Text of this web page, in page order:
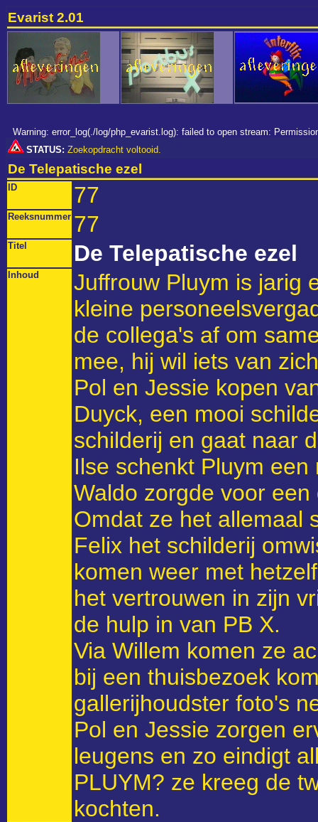
Evarist 2.01
Warning: error_log(./log/php_evarist.log): failed to open stream:
STATUS: Zoekopdracht voltooid.
De Telepatische ezel
ID 77
Reeksnummer 77
Titel De Telepatische ezel
Inhoud
Juffrouw Pluym is jarig
kleine
de collega's af om
mee, hij wil iets van
Pol en Jessie kopen
Duyck, een mooi
schilderij en gaat naar
Ilse schenkt Pluym
Waldo zorgde voor een
Omdat ze het allemaal
Felix het schilderij
komen weer met
het vertrouwen in zijn
de hulp in van PB X.
Via Willem komen ze
bij een thuisbezoek
gallerijhoudster foto's
Pol en Jessie zorgen
leugens en zo eindigt
PLUYM? ze kreeg de
kochten.